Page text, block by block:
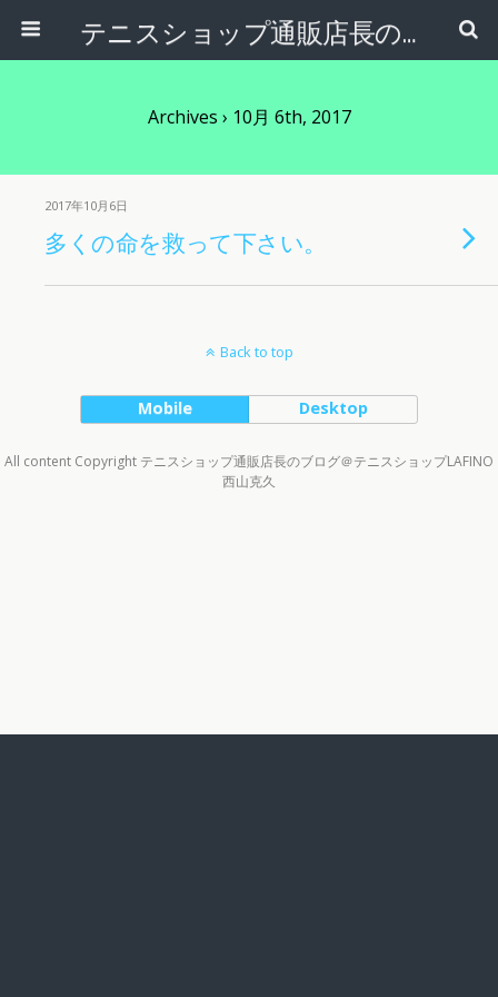
テニスショップ通販店長のブログ＠テニスショップLAFINO 西山克久
Archives › 10月 6th, 2017
2017年10月6日
多くの命を救って下さい。
Back to top
Mobile Desktop
All content Copyright テニスショップ通販店長のブログ＠テニスショップLAFINO
西山克久